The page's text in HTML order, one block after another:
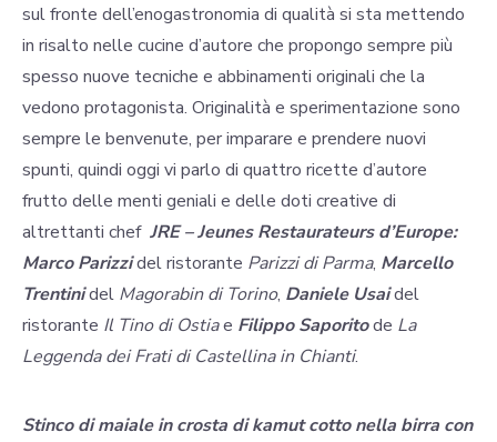
sul fronte dell’enogastronomia di qualità si sta mettendo
in risalto nelle cucine d’autore che propongo sempre più
spesso nuove tecniche e abbinamenti originali che la
vedono protagonista. Originalità e sperimentazione sono
sempre le benvenute, per imparare e prendere nuovi
spunti, quindi oggi vi parlo di quattro ricette d’autore
frutto delle menti geniali e delle doti creative di
altrettanti chef JRE – Jeunes Restaurateurs d’Europe:
Marco Parizzidel ristorante Parizzi di Parma, Marcello
Trentinidel Magorabin di Torino, Daniele Usaidel
ristorante Il Tino di Ostiae Filippo Saporitode La
Leggenda dei Frati di Castellina in Chianti.
Stinco di maiale in crosta di kamut cotto nella birra con